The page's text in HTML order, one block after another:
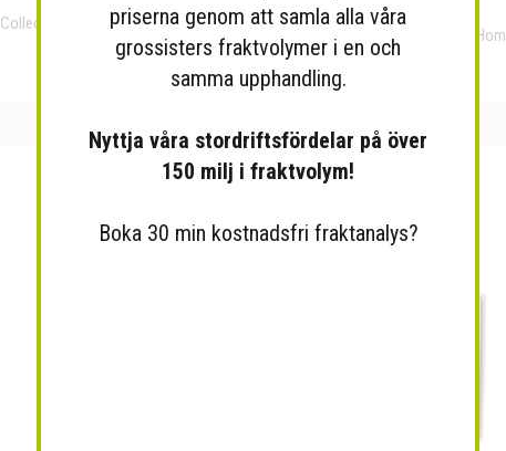
Collection Smoke Grey, doftljus,
doftpinnar m.m.
Doftpinnar Fresh, The Friendly
priserna genom att samla alla våra
grossisters fraktvolymer i en och
samma upphandling.
Nyttja våra stordriftsfördelar på över
150 milj i fraktvolym!
Boka 30 min kostnadsfri fraktanalys?